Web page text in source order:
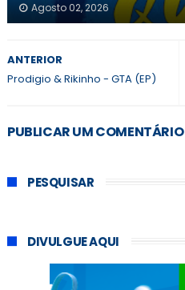
Agosto 02, 2026
ANTERIOR
Prodigio & Rikinho - GTA (EP)
PUBLICAR UM COMENTÁRIO
PESQUISAR
DIVULGUE AQUI